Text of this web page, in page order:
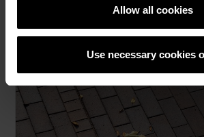
Allow all cookies
Use necessary cookies